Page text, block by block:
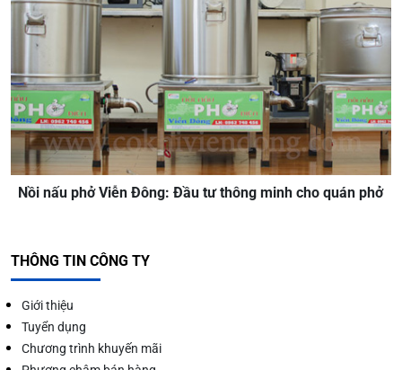
Nồi nấu phở Viễn Đông: Đầu tư thông minh cho quán phở
THÔNG TIN CÔNG TY
Giới thiệu
Tuyển dụng
Chương trình khuyến mãi